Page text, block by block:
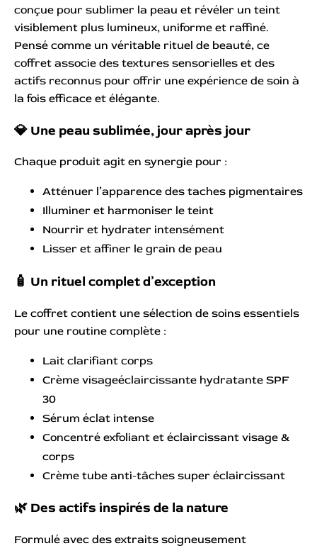
conçue pour sublimer la peau et révéler un teint
visiblement plus lumineux, uniforme et raffiné.
Pensé comme un véritable rituel de beauté, ce
coffret associe des textures sensorielles et des
actifs reconnus pour offrir une expérience de soin à
la fois efficace et élégante.
💎 Une peau sublimée, jour après jour
Chaque produit agit en synergie pour :
Atténuer l’apparence des taches pigmentaires
Illuminer et harmoniser le teint
Nourrir et hydrater intensément
Lisser et affiner le grain de peau
🧴 Un rituel complet d’exception
Le coffret contient une sélection de soins essentiels
pour une routine complète :
Lait clarifiant corps
Crème visageéclaircissante hydratante SPF
30
Sérum éclat intense
Concentré exfoliant et éclaircissant visage &
corps
Crème tube anti-tâches super éclaircissant
🌿 Des actifs inspirés de la nature
Formulé avec des extraits soigneusement